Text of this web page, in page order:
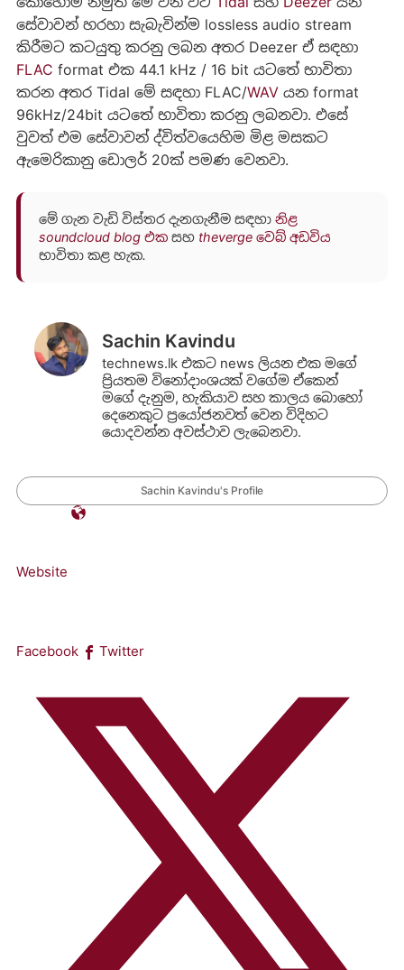
සේවාවන් හරහා සැබැවින්ම lossless audio stream
කිරීමට කටයුතු කරනු ලබන අතර Deezer ඒ සඳහා
FLAC format එක 44.1 kHz / 16 bit යටතේ භාවිතා
කරන අතර Tidal මේ සඳහා FLAC/WAV යන format
96kHz/24bit යටතේ භාවිතා කරනු ලබනවා. එසේ
වුවත් එම සේවාවන් ද්විත්වයෙහිම මිළ මසකට
ඇමෙරිකානු ඩොලර් 20ක් පමණ වෙනවා.
මේ ගැන වැඩි විස්තර දැනගැනීම සඳහා නිළ
soundcloud blog එකසහ theverge වෙබ් අඩවිය
භාවිතා කළ හැක.
Sachin Kavindu
technews.lk එකට news ලියන එක මගේ
ප්‍රියතම විනෝදාංශයක් වගේම ඒකෙන්
මගේ දැනුම, හැකියාව සහ කාලය බොහෝ
දෙනෙකුට ප්‍රයෝජනවත් වෙන විදිහට
යොදවන්න අවස්ථාව ලැබෙනවා.
Sachin Kavindu's Profile
Website
Facebook Twitter